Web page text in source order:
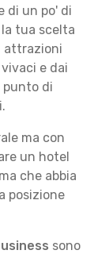
di un po' di
tua scelta
attrazioni
e dai
punto di
ma con
un hotel
che abbia
posizione
sono